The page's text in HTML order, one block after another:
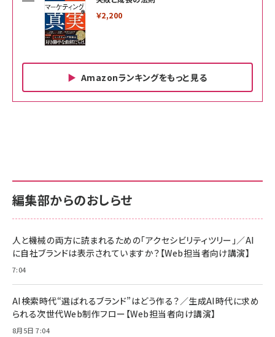
￥2,200
Amazonランキングをもっと見る
￥880
anan(アンアン)2026/06/24号 No.2500増
刊 スペシャルエディション[王道エンタメの矜
￥1,100
No.2502[2026年後半、あなたの恋と運命／山
￥880
内サポート正規品 メーカー保証5年
KLMEA128G
NIMASO ガラスフィルム iPhone 17 用 保護
止 貼りやすい ガイド枠付き いPhone17 (6.3
インチ) 対応 2枚セット DSP25F1698
￥1,599
【New】Amazon Fire TV Stick HD | 手軽に
ディアプレイヤー
￥6,980
内サポート正規品 メーカー保証5年
KLMEA128G
Amazon eギフトカード - Amazonロゴ - ク
￥5,000
C ケーブル Anker絡まないケーブル 240W 結
iPhone 17 / 16 / 15 / Galaxy iPad Pro
MacBook Pro/Air 各種対応 (1.8m ミッドナ
イトブラック)
￥1,890
編集部からのおしらせ
人と機械の両方に読まれるための「アクセシビリティツリー」／AI
に自社ブランドは表示されていますか？【Web担当者向け講演】
7:04
AI検索時代“選ばれるブランド”はどう作る？／生成AI時代に求め
られる次世代Web制作フロー【Web担当者向け講演】
8月5日 7:04